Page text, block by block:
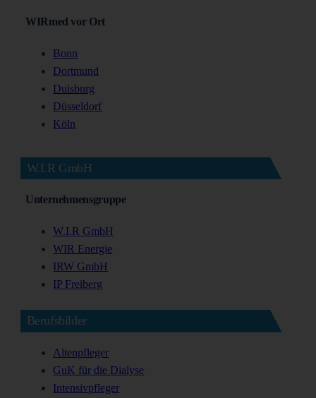
WIRmed vor Ort
Bonn
Dortmund
Duisburg
Düsseldorf
Köln
W.I.R GmbH
Unternehmensgruppe
W.I.R GmbH
WIR Energie
IRW GmbH
IP Freiberg
Berufsbilder
Altenpfleger
GuK für die Dialyse
Intensivpfleger